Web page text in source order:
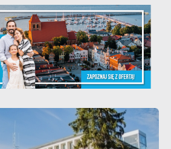
- Zdrowo i kolorowo